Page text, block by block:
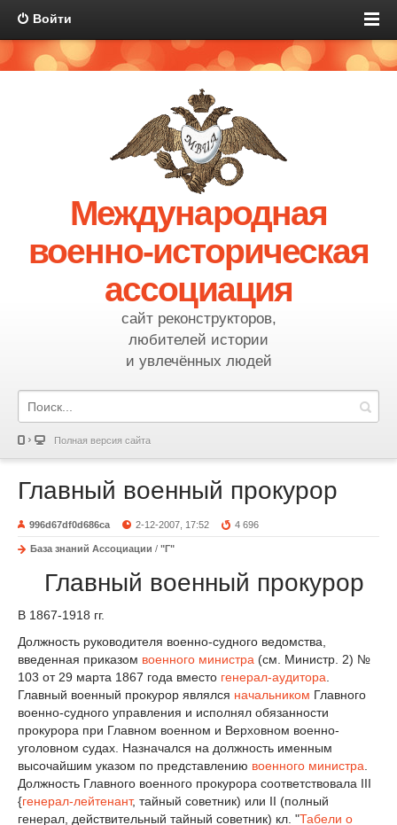
Войти
Международная
военно-историческая
ассоциация
сайт реконструкторов,
любителей истории
и увлечённых людей
Полная версия сайта
Главный военный прокурор
996d67df0d686ca 2-12-2007, 17:52 4 696
База знаний Ассоциации / "Г"
Главный военный прокурор
В 1867-1918 гг.
Должность руководителя военно-судного ведомства,
введенная приказом военного министра (см. Министр. 2) №
103 от 29 марта 1867 года вместо генерал-аудитора
Главный военный прокурор являлся начальником Главного
военно-судного управления и исполнял обязанности
прокурора при Главном военном и Верховном военно-
уголовном судах. Назначался на должность именным
высочайшим указом по представлению военного министра
Должность Главного военного прокурора соответствовала III
{генерал-лейтенант, тайный советник) или II (полный
генерал, действительный тайный советник) кл. "Табели о